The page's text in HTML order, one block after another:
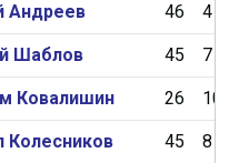
Андреев 46 4
Шаблов 45 7
Ковалишин 26 10
Колесников 45 8